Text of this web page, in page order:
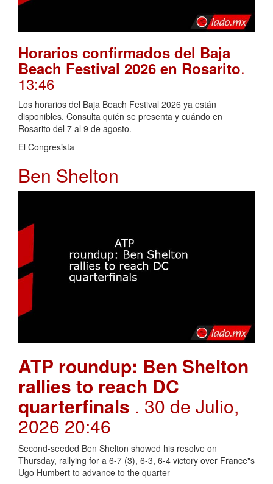
Horarios confirmados del Baja
Beach Festival 2026 en Rosarito.
13:46
Los horarios del Baja Beach Festival 2026 ya están
disponibles. Consulta quién se presenta y cuándo en
Rosarito del 7 al 9 de agosto.
El Congresista
Ben Shelton
ATP roundup: Ben Shelton
rallies to reach DC
quarterfinals . 30 de Julio,
2026 20:46
Second-seeded Ben Shelton showed his resolve on
Thursday, rallying for a 6-7 (3), 6-3, 6-4 victory over France"s
Ugo Humbert to advance to the quarter